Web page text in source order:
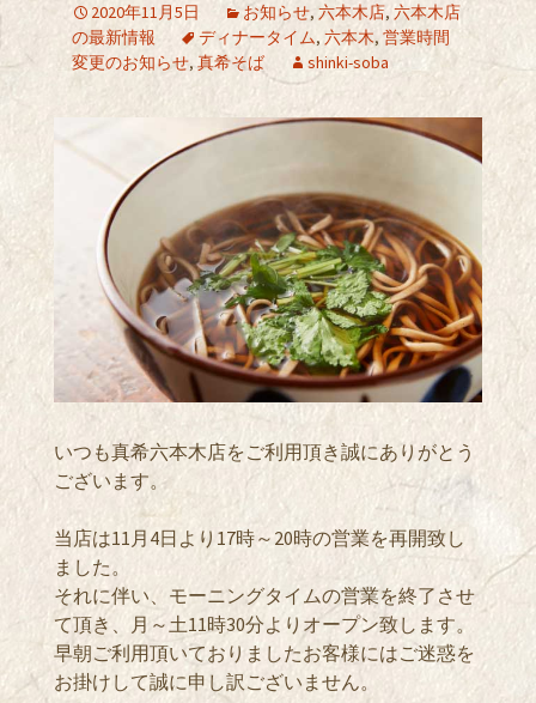
2020年11月5日 お知らせ, 六本木店, 六本木店
の最新情報
ディナータイム, 六本木, 営業時間
変更のお知らせ, 真希そば shinki-soba
いつも真希六本木店をご利用頂き誠にありがとう
ございます。
当店は11月4日より17時～20時の営業を再開致し
ました。
それに伴い、モーニングタイムの営業を終了させ
て頂き、月～土11時30分よりオープン致します。
早朝ご利用頂いておりましたお客様にはご迷惑を
お掛けして誠に申し訳ございません。